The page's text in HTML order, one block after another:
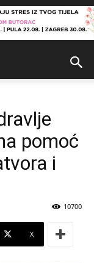
pomoć
i
10700
X